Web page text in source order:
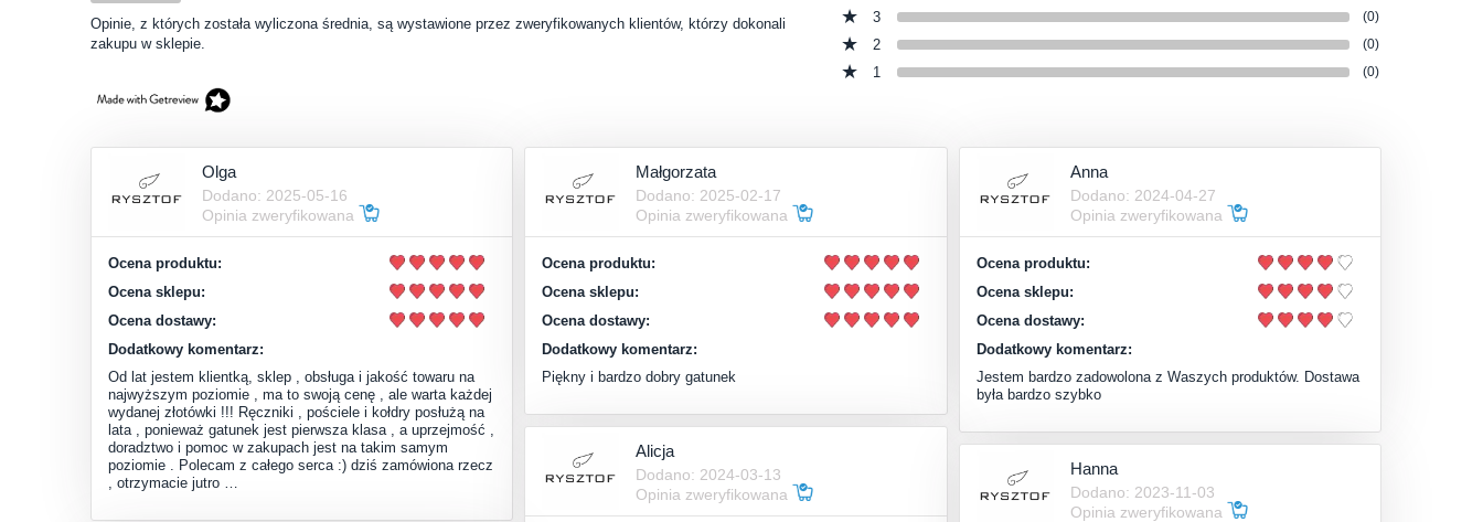
Opinie, z których została wyliczona średnia, są wystawione przez zweryfikowanych klientów, którzy dokonali
zakupu w sklepie.
3 (0)
2 (0)
1 (0)
Olga
Dodano: 2025-05-16
Opinia zweryfikowana
Ocena produktu:
Ocena sklepu:
Ocena dostawy:
Dodatkowy komentarz:
Od lat jestem klientką, sklep , obsługa i jakość towaru na
najwyższym poziomie , ma to swoją cenę , ale warta każdej
wydanej złotówki !!! Ręczniki , pościele i kołdry posłużą na
lata , ponieważ gatunek jest pierwsza klasa , a uprzejmość ,
doradztwo i pomoc w zakupach jest na takim samym
poziomie . Polecam z całego serca :) dziś zamówiona rzecz
, otrzymacie jutro …
Małgorzata
Dodano: 2025-02-17
Opinia zweryfikowana
Ocena produktu:
Ocena sklepu:
Ocena dostawy:
Dodatkowy komentarz:
Piękny i bardzo dobry gatunek
Anna
Dodano: 2024-04-27
Opinia zweryfikowana
Ocena produktu:
Ocena sklepu:
Ocena dostawy:
Dodatkowy komentarz:
Jestem bardzo zadowolona z Waszych produktów. Dostawa
była bardzo szybko
Alicja
Dodano: 2024-03-13
Opinia zweryfikowana
Hanna
Dodano: 2023-11-03
Opinia zweryfikowana